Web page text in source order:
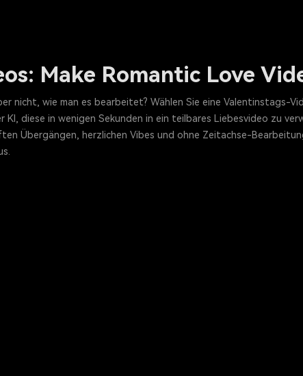
Make Romantic Love
nicht, wie man es bearbeitet? Wählen Sie eine Valentinstags-
KI, diese in wenigen Sekunden in ein teilbares Liebesvideo zu
Übergängen, herzlichen Vibes und ohne Zeitachse-